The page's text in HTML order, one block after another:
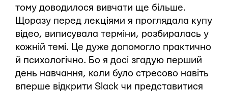
тому доводилося вивчати ще більше.
Щоразу перед лекціями я проглядала купу
відео, виписувала терміни, розбиралась у
кожній темі. Це дуже допомогло практично
й психологічно. Бо я досі згадую перший
день навчання, коли було стресово навіть
вперше відкрити Slack чи представитися